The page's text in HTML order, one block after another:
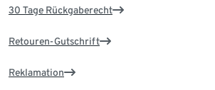
30 Tage Rückgaberecht
Retouren-Gutschrift
Reklamation